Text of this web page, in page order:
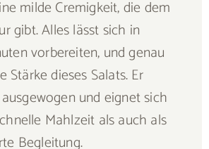
milde Cremigkeit, die dem
gibt. Alles lässt sich in
vorbereiten, und genau
Stärke dieses Salats. Er
und eignet sich
Mahlzeit als auch als
Begleitung.